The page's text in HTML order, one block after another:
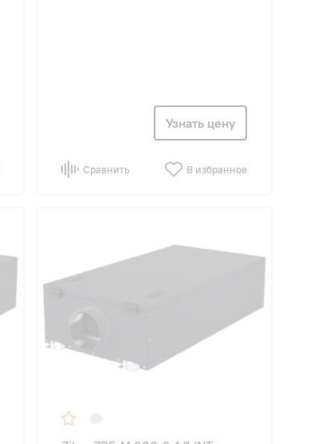
Узнать цену
Сравнить В избранное